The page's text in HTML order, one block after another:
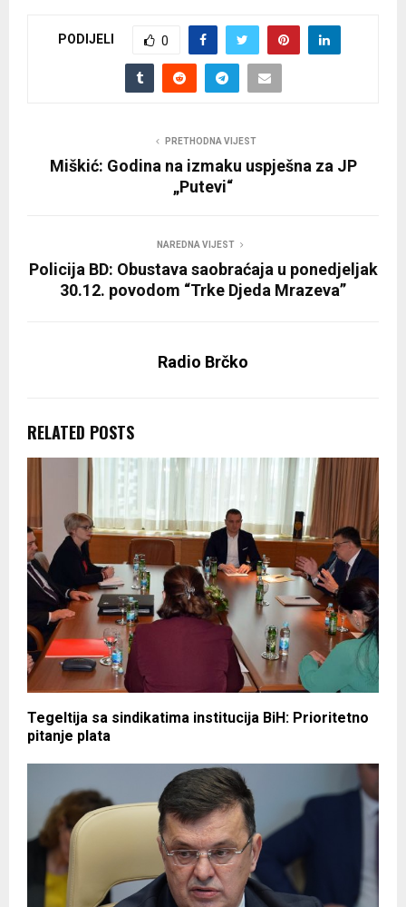
PODIJELI 0
PRETHODNA VIJEST
Miškić: Godina na izmaku uspješna za JP
„Putevi“
NAREDNA VIJEST
Policija BD: Obustava saobraćaja u ponedjeljak
30.12. povodom “Trke Djeda Mrazeva”
Radio Brčko
RELATED POSTS
Tegeltija sa sindikatima institucija BiH: Prioritetno
pitanje plata